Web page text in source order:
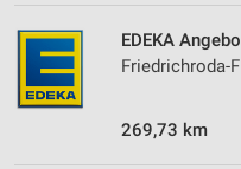
EDEKA
Friedrichroda-
269,73 km